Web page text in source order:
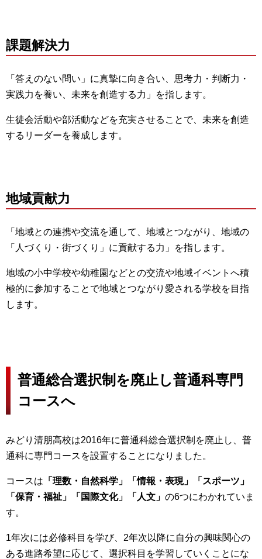
課題解決力
「答えのない問い」に真摯に向き合い、思考力・判断力・
実践力を養い、未来を創造する力」を指します。
生徒会活動や部活動などを充実させることで、未来を創造
するリーダーを養成します。
地域貢献力
「地域との連携や交流を通して、地域とつながり、地域の
「人づくり・街づくり」に貢献する力」を指します。
地域の小中学校や幼稚園などとの交流や地域イベントへ積
極的に参加することで地域とつながり愛される学校を目指
します。
普通総合選択制を廃止し普通科専門
コースへ
みどり清朋高校は2016年に普通科総合選択制を廃止し、普
通科に専門コースを設置することになりました。
コースは 「理数・自然科学」「情報・表現」「スポーツ」
「保育・福祉」「国際文化」「人文」 の6つにわかれていま
す。
1年次には必修科目を学び、2年次以降に自分の興味関心の
ある進路希望に応じて、選択科目を学習していくことにな